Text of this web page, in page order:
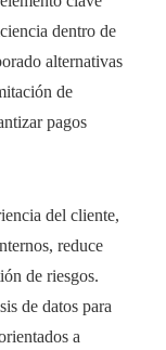
dentro de
alternativas
de
pagos
del cliente,
reduce
de riesgos.
de datos para
a